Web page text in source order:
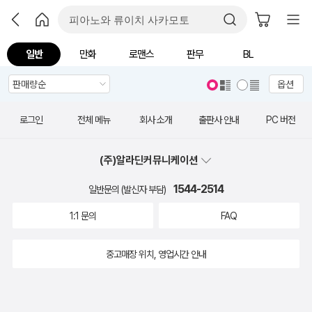
일반 만화 로맨스 판무 BL
옵션
로그인 전체 메뉴 회사 소개 출판사 안내 PC 버전
(주)알라딘커뮤니케이션
일반문의 (발신자 부담) 1544-2514
1:1 문의 FAQ
중고매장 위치, 영업시간 안내